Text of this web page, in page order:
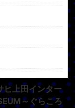
上田インター
～ぐらころ